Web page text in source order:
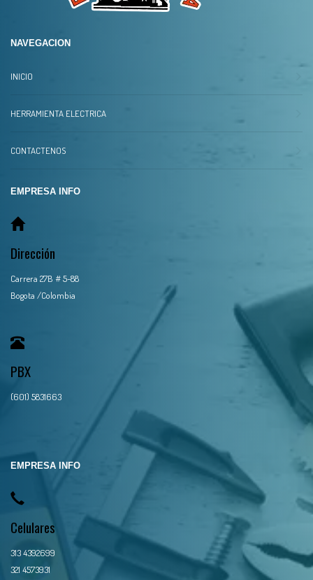
NAVEGACION
INICIO
HERRAMIENTA ELECTRICA
CONTACTENOS
EMPRESA INFO
Dirección
Carrera 27B # 5-88
Bogota /Colombia
PBX
(601) 5831663
EMPRESA INFO
Celulares
313 4392699
321 4573931